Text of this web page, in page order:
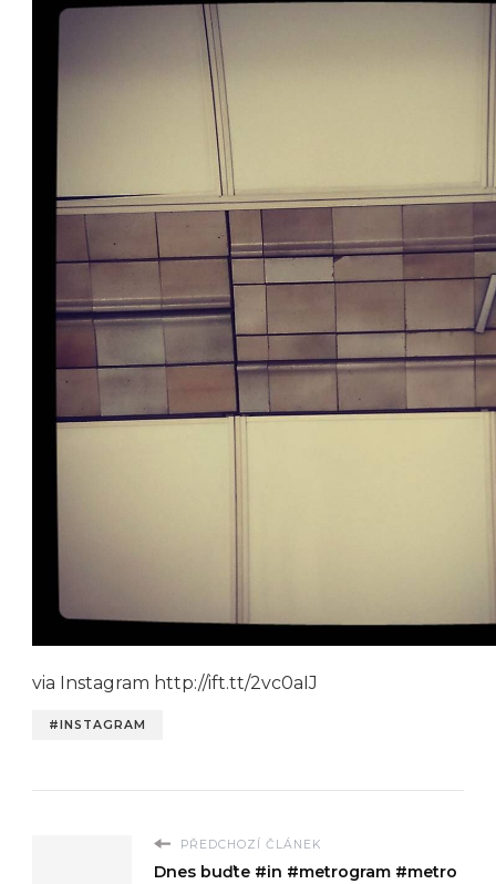
via Instagram http://ift.tt/2vc0aIJ
#INSTAGRAM
PŘEDCHOZÍ ČLÁNEK
Dnes buďte #in #metrogram #metro